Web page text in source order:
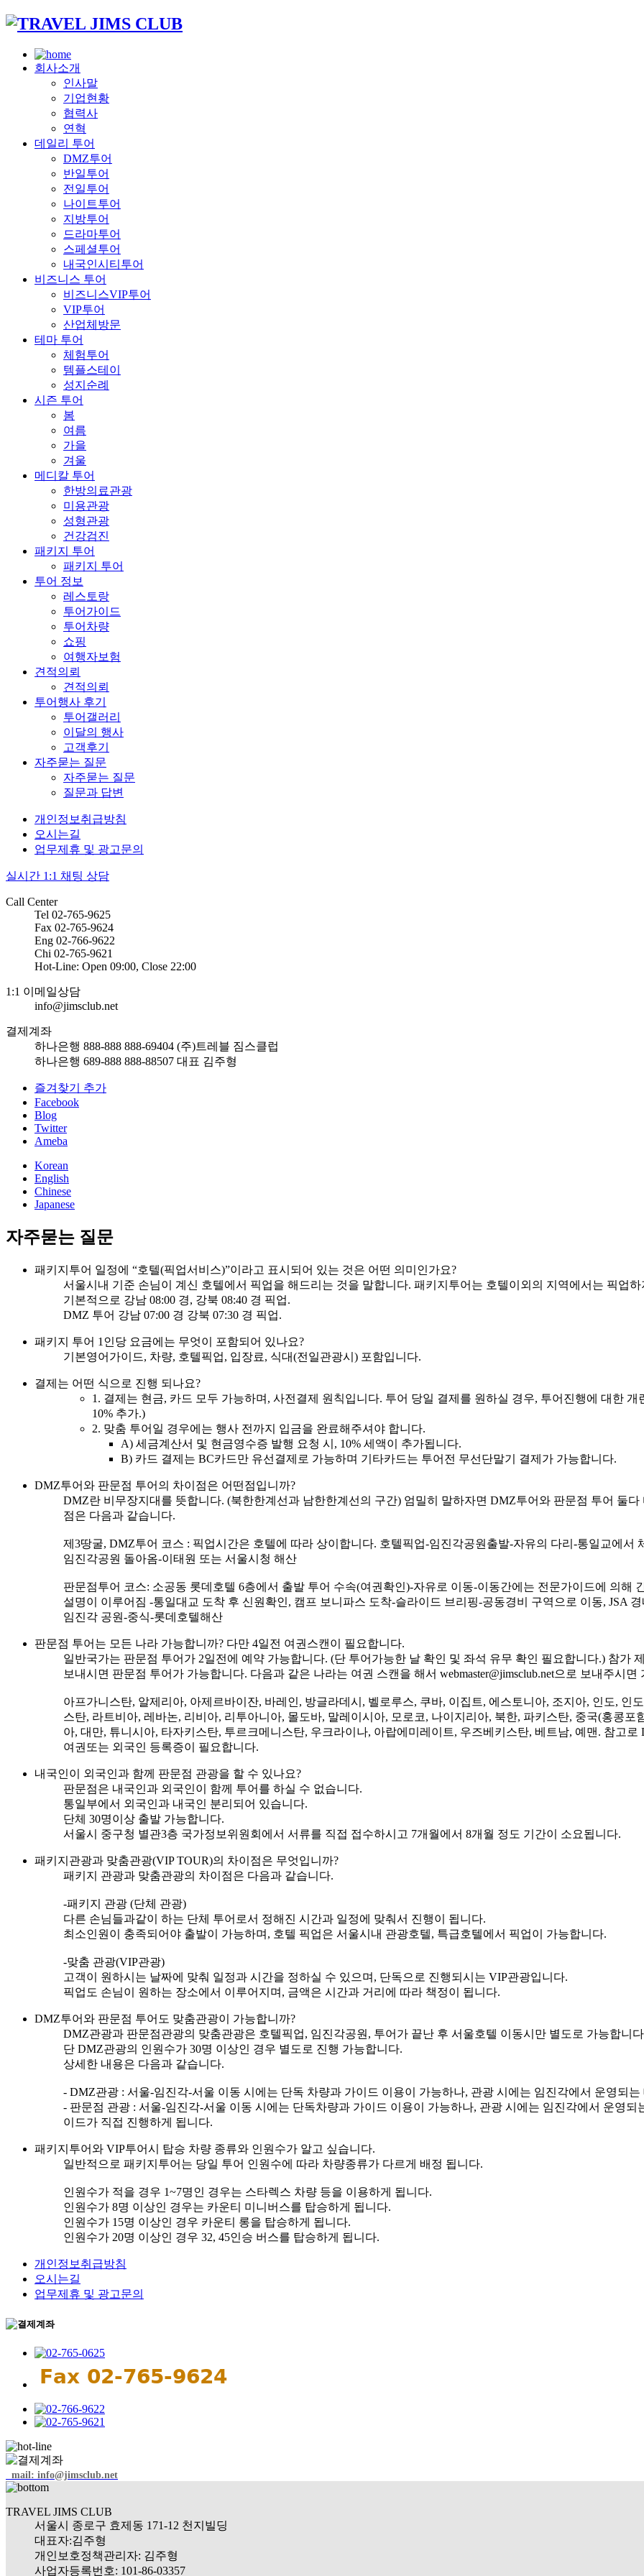
회사소개
인사말
기업현황
협력사
연혁
데일리 투어
DMZ투어
반일투어
전일투어
나이트투어
지방투어
드라마투어
스페셜투어
내국인시티투어
비즈니스 투어
비즈니스VIP투어
VIP투어
산업체방문
테마 투어
체험투어
템플스테이
성지순례
시즌 투어
봄
여름
가을
겨울
메디칼 투어
한방의료관광
미용관광
성형관광
건강검진
패키지 투어
패키지 투어
투어 정보
레스토랑
투어가이드
투어차량
쇼핑
여행자보험
견적의뢰
견적의뢰
투어행사 후기
투어갤러리
이달의 행사
고객후기
자주묻는 질문
자주묻는 질문
질문과 답변
개인정보취급방침
오시는길
업무제휴 및 광고문의
실시간 1:1 채팅 상담
Call Center
Tel 02-765-9625
Fax 02-765-9624
Eng 02-766-9622
Chi 02-765-9621
Hot-Line: Open 09:00, Close 22:00
1:1 이메일상담
info@jimsclub.net
결제계좌
하나은행 888-888 888-69404 (주)트레블 짐스클럽
하나은행 689-888 888-88507 대표 김주형
즐겨찾기 추가
Facebook
Blog
Twitter
Ameba
Korean
English
Chinese
Japanese
자주묻는 질문
패키지투어 일정에 “호텔(픽업서비스)”이라고 표시되어 있는 것은 어떤 의미인가요?
서울시내 기준 손님이 계신 호텔에서 픽업을 해드리는 것을 말합니다. 패키지투어는 호텔이외의 지역에서는 픽업하
기본적으로 강남 08:00 경, 강북 08:40 경 픽업.
DMZ 투어 강남 07:00 경 강북 07:30 경 픽업.
패키지 투어 1인당 요금에는 무엇이 포함되어 있나요?
기본영어가이드, 차량, 호텔픽업, 입장료, 식대(전일관광시) 포함입니다.
결제는 어떤 식으로 진행 되나요?
1. 결제는 현금, 카드 모두 가능하며, 사전결제 원칙입니다. 투어 당일 결제를 원하실 경우, 투어진행에 대한
10% 추가.)
2. 맞춤 투어일 경우에는 행사 전까지 입금을 완료해주셔야 합니다.
A) 세금계산서 및 현금영수증 발행 요청 시, 10% 세액이 추가됩니다.
B) 카드 결제는 BC카드만 유선결제로 가능하며 기타카드는 투어전 무선단말기 결제가 가능합니다.
DMZ투어와 판문점 투어의 차이점은 어떤점입니까?
DMZ란 비무장지대를 뜻합니다. (북한한계선과 남한한계선의 구간) 엄밀히 말하자면 DMZ투어와 판문점 투어 둘
점은 다음과 같습니다.
제3땅굴, DMZ투어 코스 : 픽업시간은 호텔에 따라 상이합니다. 호텔픽업-임진각공원출발-자유의 다리-통일교에서
임진각공원 돌아옴-이태원 또는 서울시청 해산
판문점투어 코스: 소공동 롯데호텔 6층에서 출발 투어 수속(여권확인)-자유로 이동-이동간에는 전문가이드에 의해
설명이 이루어짐 -통일대교 도착 후 신원확인, 캠프 보니파스 도착-슬라이드 브리핑-공동경비 구역으로 이동, JSA
임진각 공원-중식-롯데호텔해산
판문점 투어는 모든 나라 가능합니까? 다만 4일전 여권스캔이 필요합니다.
일반국가는 판문점 투어가 2일전에 예약 가능합니다. (단 투어가능한 날 확인 및 좌석 유무 확인 필요합니다.) 참가
보내시면 판문점 투어가 가능합니다. 다음과 같은 나라는 여권 스캔을 해서 webmaster@jimsclub.net으로 보내주시면
아프가니스탄, 알제리아, 아제르바이잔, 바레인, 방글라데시, 벨로루스, 쿠바, 이집트, 에스토니아, 조지아, 인도, 인
스탄, 라트비아, 레바논, 리비아, 리투아니아, 몰도바, 말레이시아, 모로코, 나이지리아, 북한, 파키스탄, 중국(홍콩포
아, 대만, 튜니시아, 타자키스탄, 투르크메니스탄, 우크라이나, 아랍에미레이트, 우즈베키스탄, 베트남, 예맨. 참고
여권또는 외국인 등록증이 필요합니다.
내국인이 외국인과 함께 판문점 관광을 할 수 있나요?
판문점은 내국인과 외국인이 함께 투어를 하실 수 없습니다.
통일부에서 외국인과 내국인 분리되어 있습니다.
단체 30명이상 출발 가능합니다.
서울시 중구청 별관3층 국가정보위원회에서 서류를 직접 접수하시고 7개월에서 8개월 정도 기간이 소요됩니다.
패키지관광과 맞춤관광(VIP TOUR)의 차이점은 무엇입니까?
패키지 관광과 맞춤관광의 차이점은 다음과 같습니다.
-패키지 관광 (단체 관광)
다른 손님들과같이 하는 단체 투어로서 정해진 시간과 일정에 맞춰서 진행이 됩니다.
최소인원이 충족되어야 출발이 가능하며, 호텔 픽업은 서울시내 관광호텔, 특급호텔에서 픽업이 가능합니다.
-맞춤 관광(VIP관광)
고객이 원하시는 날짜에 맞춰 일정과 시간을 정하실 수 있으며, 단독으로 진행되시는 VIP관광입니다.
픽업도 손님이 원하는 장소에서 이루어지며, 금액은 시간과 거리에 따라 책정이 됩니다.
DMZ투어와 판문점 투어도 맞춤관광이 가능합니까?
DMZ관광과 판문점관광의 맞춤관광은 호텔픽업, 임진각공원, 투어가 끝난 후 서울호텔 이동시만 별도로 가능합니
단 DMZ관광의 인원수가 30명 이상인 경우 별도로 진행 가능합니다.
상세한 내용은 다음과 같습니다.
- DMZ관광 : 서울-임진각-서울 이동 시에는 단독 차량과 가이드 이용이 가능하나, 관광 시에는 임진각에서 운영되
- 판문점 관광 : 서울-임진각-서울 이동 시에는 단독차량과 가이드 이용이 가능하나, 관광 시에는 임진각에서 운영
이드가 직접 진행하게 됩니다.
패키지투어와 VIP투어시 탑승 차량 종류와 인원수가 알고 싶습니다.
일반적으로 패키지투어는 당일 투어 인원수에 따라 차량종류가 다르게 배정 됩니다.
인원수가 적을 경우 1~7명인 경우는 스타렉스 차량 등을 이용하게 됩니다.
인원수가 8명 이상인 경우는 카운티 미니버스를 탑승하게 됩니다.
인원수가 15명 이상인 경우 카운티 롱을 탑승하게 됩니다.
인원수가 20명 이상인 경우 32, 45인승 버스를 탑승하게 됩니다.
개인정보취급방침
오시는길
업무제휴 및 광고문의
mail: info@jimsclub.net
TRAVEL JIMS CLUB
서울시 종로구 효제동 171-12 천지빌딩
대표자:김주형
개인보호정책관리자: 김주형
사업자등록번호: 101-86-03357